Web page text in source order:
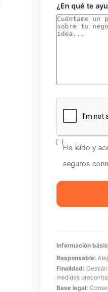
¿En qué te
rellenes
si
eres
humano:
He leído y
seguros
Información
Responsable:
Finalidad:
medidas
Base legal: